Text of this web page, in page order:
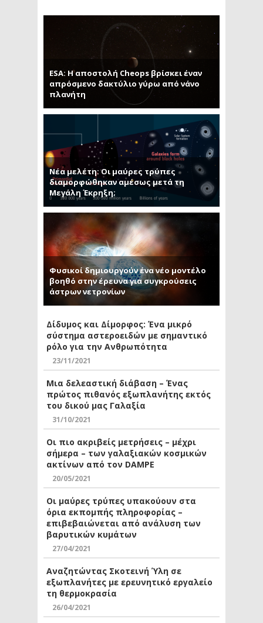
ESA: Η αποστολή Cheops βρίσκει έναν
απρόσμενο δακτύλιο γύρω από νάνο
πλανήτη
Νέα μελέτη: Οι μαύρες τρύπες
διαμορφώθηκαν αμέσως μετά τη
Μεγάλη Έκρηξη;
Φυσικοί δημιουργούν ένα νέο μοντέλο
βοηθό στην έρευνα για συγκρούσεις
άστρων νετρονίων
Δίδυμος και Δίμορφος: Ένα μικρό
σύστημα αστεροειδών με σημαντικό
ρόλο για την Ανθρωπότητα
23/11/2021
Μια δελεαστική διάβαση – Ένας
πρώτος πιθανός εξωπλανήτης εκτός
του δικού μας Γαλαξία
31/10/2021
Οι πιο ακριβείς μετρήσεις – μέχρι
σήμερα – των γαλαξιακών κοσμικών
ακτίνων από τον DAMPE
20/05/2021
Οι μαύρες τρύπες υπακούουν στα
όρια εκπομπής πληροφορίας –
επιβεβαιώνεται από ανάλυση των
βαρυτικών κυμάτων
27/04/2021
Αναζητώντας Σκοτεινή Ύλη σε
εξωπλανήτες με ερευνητικό εργαλείο
τη θερμοκρασία
26/04/2021